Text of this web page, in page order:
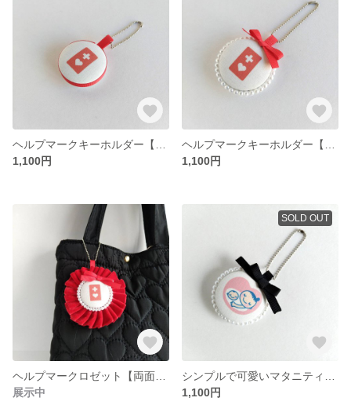
1,100円
1,100円
展示中
SOLD OUT
1,100円